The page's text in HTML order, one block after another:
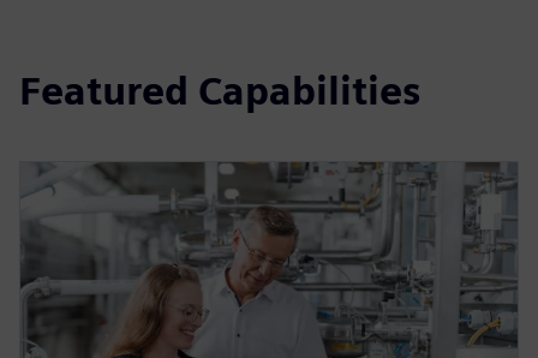
Featured Capabilities